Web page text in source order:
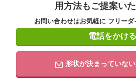
用方法もご提案い
お問い合わせはお気軽に フリーダ
電話をかける
形状が決まっていな